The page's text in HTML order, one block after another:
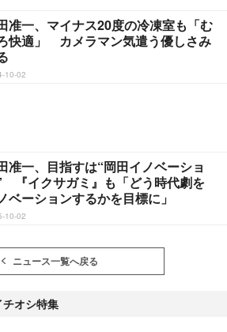
准一、マイナス20度の冷凍室も「む
快適」 カメラマン気遣う優しさみ
10-02
准一、目指すは“岡田イノベーショ
『イクサガミ』も「どう時代劇を
ベーションするかを目標に」
10-02
ニュース一覧へ戻る
オシ特集